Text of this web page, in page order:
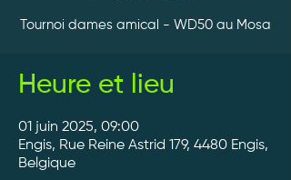
Tournoi dames amical - WD50 au Mosa
Heure et lieu
01 juin 2025, 09:00
Engis, Rue Reine Astrid 179, 4480 Engis,
Belgique